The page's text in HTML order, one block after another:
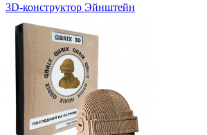
3D-конструктор Эйнштейн